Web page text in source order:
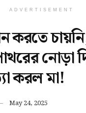
ADVERTISEMENT
করতে
নোড়া
করল মা!
May 24, 2025